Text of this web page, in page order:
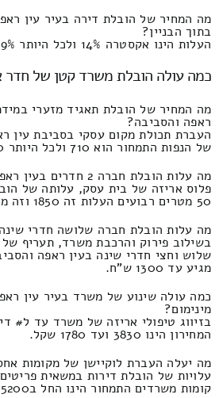
מה המחיר של הובלת דירה בעיר עין
בתוך הבניין?
העלות הינו אקסטרה 14% ולכל היותר 9%.
כמה עולה הובלת משרד קטן של חדר
מה המחיר של הובלת תאגיד מזערי
ראפה והסביבה?
העברת תכולת מקום עסקי בסביבת עין
של הנפות התמחור הוא 710 ולכל היותר 310 שקלים חדשים.
מה עלות הובלת חברה 2 חדרים בעין ראפה והסביבה?
פלוס אריזה של בית עסק, עלותה של
50 מטרים רבועים העלות זה 1850 וזה מגיע עד 90 ש"ח.
מה עלות הובלת חברה שלושה חדרי
בשילוב פירוק והרכבת משרד, תעריף
מגיע עד 1300 ש"ח.
מינימום?
המחירון הינו 3830 ועד 1780 שקל.
מה יעלה העברת לוקיישן של מקומות
עלויות של הובלת דירות במשאית
קומות משרדים התמחור הינו החל ב5200 ומקסימום 7900 ₪.